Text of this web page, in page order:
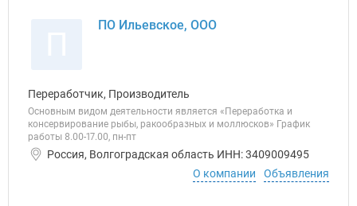
ПО Ильевское, ООО
Переработчик, Производитель
Основным видом деятельности является «Переработка и
консервирование рыбы, ракообразных и моллюсков» График
работы 8.00-17.00, пн-пт
Россия, Волгоградская область ИНН: 3409009495
О компании
Объявления